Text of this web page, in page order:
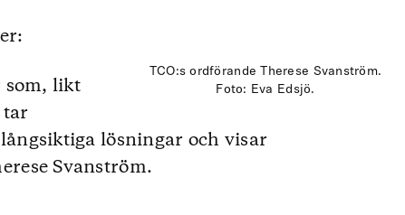
TCO:s ordförande Therese Svanström.
Foto: Eva Edsjö.
som, likt
lösningar och visar
Svanström.